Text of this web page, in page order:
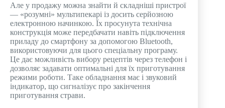
Але у продажу можна знайти й складніші пристрої
— «розумні» мультипекарі із досить серйозною
електронною начинкою. Їх просунута технічна
конструкція може передбачати навіть підключення
приладу до смартфону за допомогою Bluetooth,
використовуючи для цього спеціальну програму.
Це дає можливість вибору рецептів через телефон і
дозволяє задавати оптимальні для їх приготування
режими роботи. Таке обладнання має і звуковий
індикатор, що сигналізує про закінчення
приготування страви.